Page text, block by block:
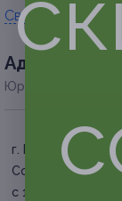
Свернуть
Адресa
Юридическая
г. Краснодар, ул.
Сормовская, д.
с 10:00 до 21:00